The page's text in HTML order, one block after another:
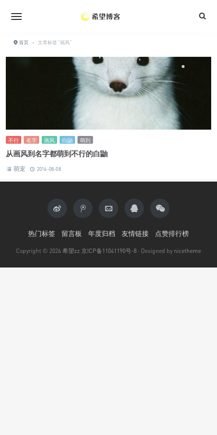
首页 › 文章标签 "画风"
不行 名字 画风 白鼬 萌到
从画风到名字都萌到不行的白鼬
萌宠 2016-08-08
热门标签 留言板 年度归档 友情链接 点赞排行榜
Copyright © 2026 希望zz 京ICP备11041190号-8 · Designed by nicetheme
•
• •